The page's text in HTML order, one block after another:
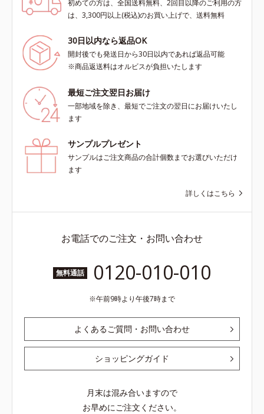
初めての方は、全国送料無料、2回目以降のご利用の方
は、3,300円以上(税込)のお買い上げで、送料無料
30日以内なら返品OK
開封後でも発送日から30日以内であれば返品可能
※商品返送料はオルビスが負担いたします
最短ご注文翌日お届け
一部地域を除き、最短でご注文の翌日にお届けいたし
ます
サンプルプレゼント
サンプルはご注文商品の合計個数までお選びいただけ
ます
詳しくはこちら
お電話でのご注文・お問い合わせ
無料通話 0120-010-010
午前9時より午後7時まで
よくあるご質問・お問い合わせ
ショッピングガイド
月末は混み合いますので
お早めにご注文ください。